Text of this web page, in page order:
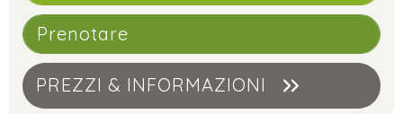
Prenotare
PREZZI & INFORMAZIONI